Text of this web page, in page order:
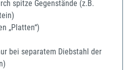
spitze Gegenstände (z.B.
„Platten“)
bei separatem Diebstahl der